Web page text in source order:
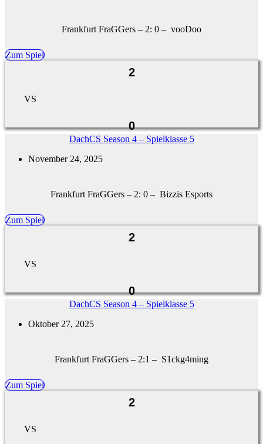
Frankfurt FraGGers – 2: 0 – vooDoo
Zum Spiel
2
VS
0
DachCS Season 4 – Spielklasse 5
November 24, 2025
Frankfurt FraGGers – 2: 0 – Bizzis Esports
Zum Spiel
2
VS
0
DachCS Season 4 – Spielklasse 5
Oktober 27, 2025
Frankfurt FraGGers – 2:1 – S1ckg4ming
Zum Spiel
2
VS